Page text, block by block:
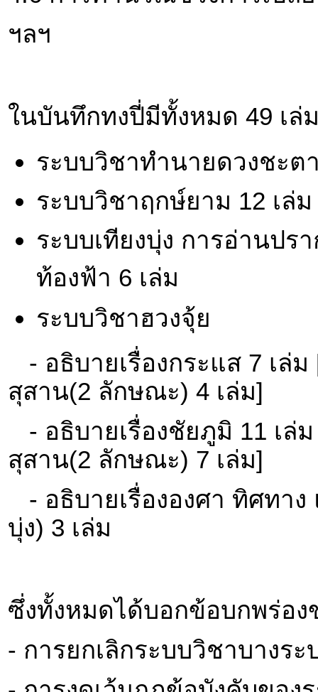
ฯลฯ
ในบันทึกทงปี่มีทั้งหมด 49 เล่
ระบบวิชาทำนายดวงชะต
ระบบวิชาฤกษ์ยาม 12 เล่ม
ระบบเทียงบุ่ง การอ่านป
ท้องฟ้า 6 เล่ม
ระบบวิชาฮวงจุ้ย
- อธิบายเรื่องกระแส 7 เล่
สุสาน(2 ลักษณะ) 4 เล่ม]
- อธิบายเรื่องชัยภูมิ 11 เล่
สุสาน(2 ลักษณะ) 7 เล่ม]
- อธิบายเรื่ององศา ทิศทา
บุ่ง) 3 เล่ม
ซึ่งทั้งหมดได้บอกข้อบกพร่อง
- การยกเลิกระบบวิชาบางระ